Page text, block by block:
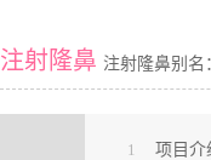
注射隆鼻 注射隆鼻别名
1
项目介